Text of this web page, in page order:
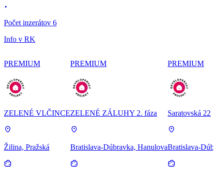
Počet inzerátov 6
Info v RK
PREMIUM
ZELENÉ VLČINCE
Žilina, Pražská
PREMIUM
ZELENÉ ZÁLUHY 2. fáza
Bratislava-Dúbravka, Hanulova
PREMIUM
Saratovská 22
Bratislava-